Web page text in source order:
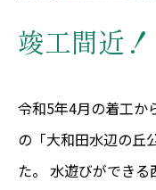
竣工間近！
令和5年4月の着工か
の「大和田水辺の丘
た。 水遊びができ